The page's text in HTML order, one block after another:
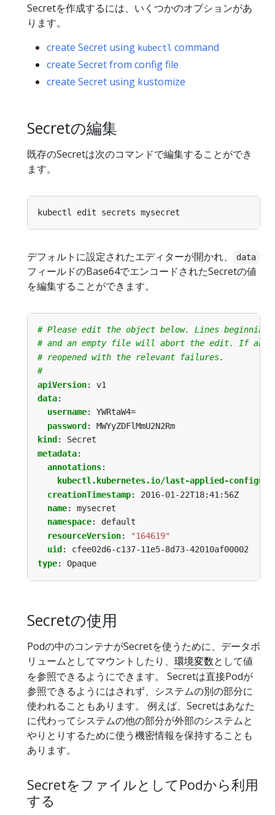
Secretを作成するには、いくつかのオプションがあ
ります。
create Secret using kubectl command
create Secret from config file
create Secret using kustomize
Secretの編集
既存のSecretは次のコマンドで編集することができ
ます。
デフォルトに設定されたエディターが開かれ、 data
フィールドのBase64でエンコードされたSecretの値
を編集することができます。
# Please edit the object below. Lines
# and an empty file will abort the edit. If an
# reopened with the relevant failures.
#
apiVersion:
v1
data:
username:
YWRtaW4=
password :
MWYyZDFlMmU2N2Rm
kind :
Secret
metadata:
annotations:
kubectl.kubernetes.io/last-applied-
creationTimestamp:
2016-01-22T18:41:56Z
name:
mysecret
namespace:
default
resourceVersion:
"164619"
uid :
cfee02d6-c137-11e5-8d73-42010af00002
type: Opaque
Secretの使用
Podの中のコンテナがSecretを使うために、データボ
リュームとしてマウントしたり、 環境変数として値
を参照できるようにできます。 Secretは直接Podが
参照できるようにはされず、システムの別の部分に
使われることもあります。 例えば、Secretはあなた
に代わってシステムの他の部分が外部のシステムと
やりとりするために使う機密情報を保持することも
あります。
SecretをファイルとしてPodから利用
する